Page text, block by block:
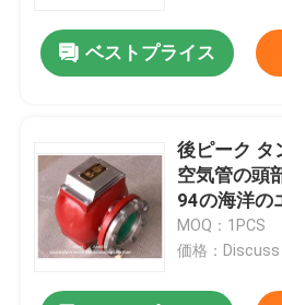
ベストプライス
後ピーク タ
空気管の頭
94の海洋の
ド空気管の
MOQ：1PCS
価格：